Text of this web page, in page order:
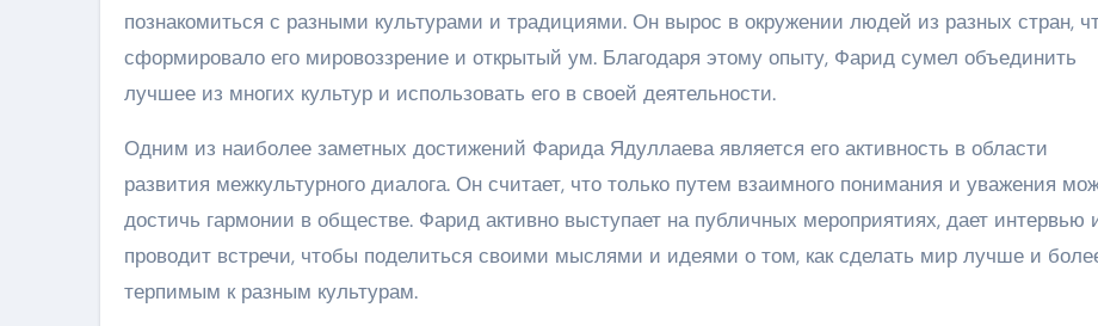
познакомиться с разными культурами и традициями. Он вырос в окружении людей из разных стран,
сформировало его мировоззрение и открытый ум. Благодаря этому опыту, Фарид сумел объединить
лучшее из многих культур и использовать его в своей деятельности.
Одним из наиболее заметных достижений Фарида Ядуллаева является его активность в области
развития межкультурного диалога. Он считает, что только путем взаимного понимания и уважения
достичь гармонии в обществе. Фарид активно выступает на публичных мероприятиях, дает интервью
проводит встречи, чтобы поделиться своими мыслями и идеями о том, как сделать мир лучше и
терпимым к разным культурам.